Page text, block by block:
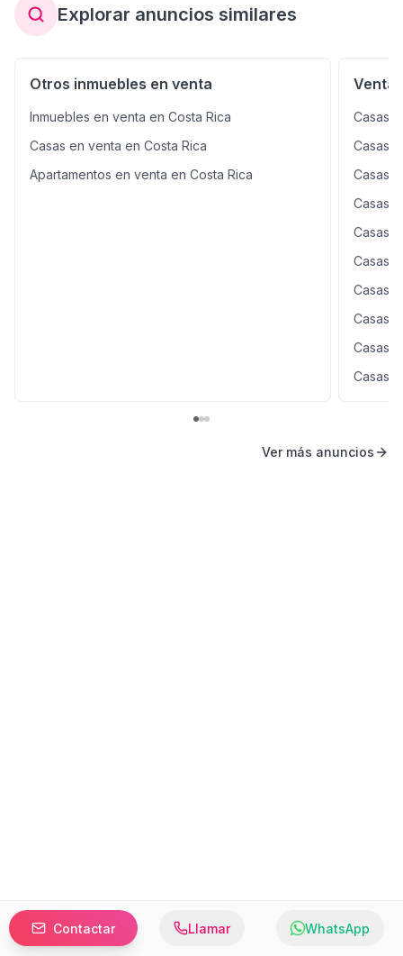
Contactar Llamar WhatsApp
Explorar anuncios similares
Otros inmuebles en venta
Inmuebles en venta en Costa Rica
Casas en venta en Costa Rica
Apartamentos en venta en Costa Rica
Venta
Casas
Casas
Casas
Casas
Casas
Casas
Casas
Casas
Casas
Casas
Ver más anuncios